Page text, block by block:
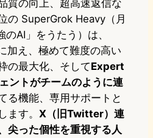
質の向上、超高速返信な
の SuperGrok Heavy（月
AI」をうたう）は、
加え、極めて難度の高い
の最大化、そしてExpert
ントがチームのように連
る機能、専用サポートと
ます。 X（旧Twitter）連
尖った個性を重視する人